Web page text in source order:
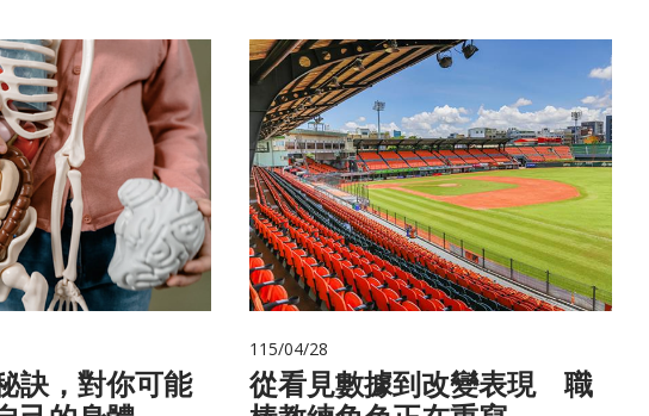
訣，對你可能
115/04/28
從看見數據到改變表現 職